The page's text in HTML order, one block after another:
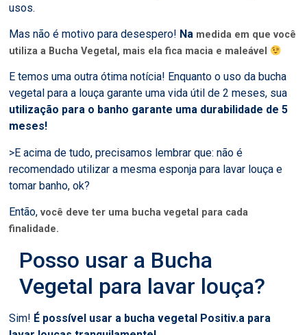
usos.
Mas não é motivo para desespero! Na medida em que você
utiliza a Bucha Vegetal, mais ela fica macia e maleável
E temos uma outra ótima notícia! Enquanto o uso da bucha
vegetal para a louça garante uma vida útil de 2 meses, sua
utilização para o banho garante uma durabilidade de 5
meses!
>E acima de tudo, precisamos lembrar que: não é
recomendado utilizar a mesma esponja para lavar louça e
tomar banho, ok?
Então,você deve ter uma bucha vegetal para cada
finalidade.
Posso usar a Bucha
Vegetal para lavar louça?
Sim! É possível usar a bucha vegetal Positiv.a para